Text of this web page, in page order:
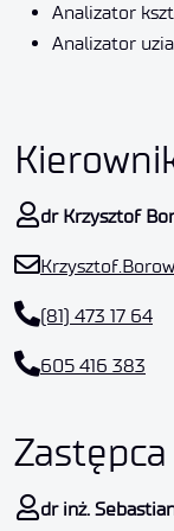
Analizator
Analizator
dr Krzysztof
(81) 473 17 64
605 416 383
dr inż.